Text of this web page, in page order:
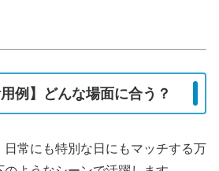
例】どんな場面に合う？
日常にも特別な日にもマッチする万